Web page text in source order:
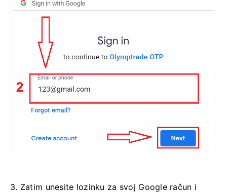
3. Zatim unesite lozinku za svoj Google račun i